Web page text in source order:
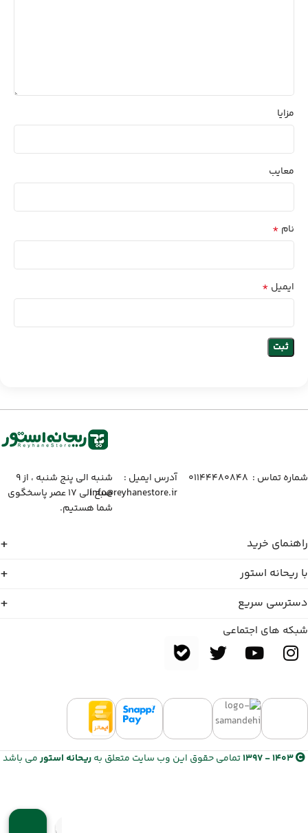
مزایا
معایب
نام *
ایمیل *
شماره تماس :‌ ۰۱۱۴۴۴۸۰۸۴۸
آدرس ایمیل :‌
info@reyhanestore.ir
شنبه الی پنج شنبه ، از ۹
صبح الی ۱۷ عصر پاسخگوی
شما هستیم.
راهنمای خرید
با ریحانه استور
دسترسی سریع
شبکه های اجتماعی
1403 - 1397 تمامی حقوق این وب سایت متعلق بهریحانه استورمی باشد